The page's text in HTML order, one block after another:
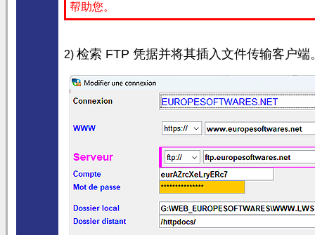
帮助您。
2) 检索 FTP 凭据并将其插入文件传输客户端